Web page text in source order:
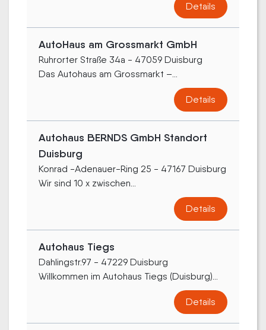
Details
AutoHaus am Grossmarkt GmbH
Ruhrorter Straße 34a - 47059 Duisburg
Das Autohaus am Grossmarkt –...
Details
Autohaus BERNDS GmbH Standort
Duisburg
Konrad -Adenauer-Ring 25 - 47167 Duisburg
Wir sind 10 x zwischen...
Details
Autohaus Tiegs
Dahlingstr.97 - 47229 Duisburg
Willkommen im Autohaus Tiegs (Duisburg)...
Details